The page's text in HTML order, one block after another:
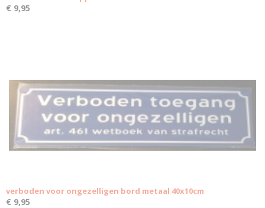
€ 9,95
verboden voor ongezelligen bord metaal 40x10cm
€ 9,95